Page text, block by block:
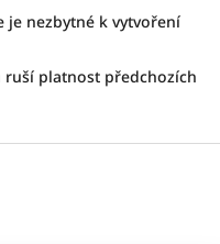
je nezbytné k vytvoření
ruší platnost předchozích